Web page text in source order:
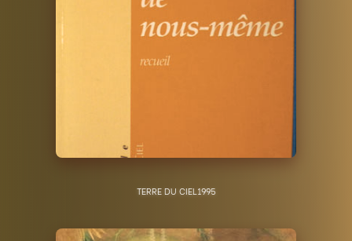
TERRE DU CIEL 1995